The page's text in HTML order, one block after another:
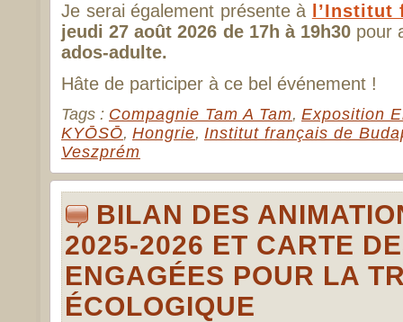
Je serai également présente à
l’Institut
jeudi 27 août 2026 de 17h à 19h30 pour
ados-adulte.
Hâte de participer à ce bel événement !
Tags : Compagnie Tam A Tam, Exposition
KYŌSŌ, Hongrie, Institut français de
Veszprém
BILAN DES
2025-2026 ET CARTE
ENGAGÉES POUR LA
ÉCOLOGIQUE